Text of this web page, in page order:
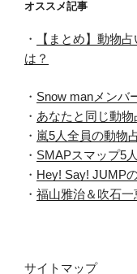
オススメ記事
・
【まとめ】動物
は？
・ Snow manメンバ
・ あなたと同じ動物
・ 嵐5人全員の動物
・ SMAPスマップ5
・ Hey! Say! JUMP
・ 福山雅治＆吹石一
サイトマップ